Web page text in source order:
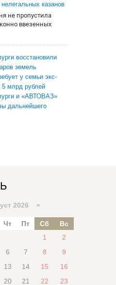
нелегальных казанов
не пропустила
ввезенных
восстановили
земель
у семьи экс-
млрд рублей
и «АВТОВАЗ»
дальнейшего
2026 »
Чт Пт Сб
Вс
1
2
6 7 8
9
13 14 15
16
20 21 22 23